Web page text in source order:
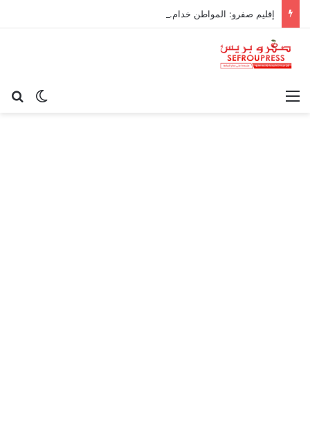
إقليم صفرو: المواطن خدام… والجماعة ناعسة!
الوضع القائمة